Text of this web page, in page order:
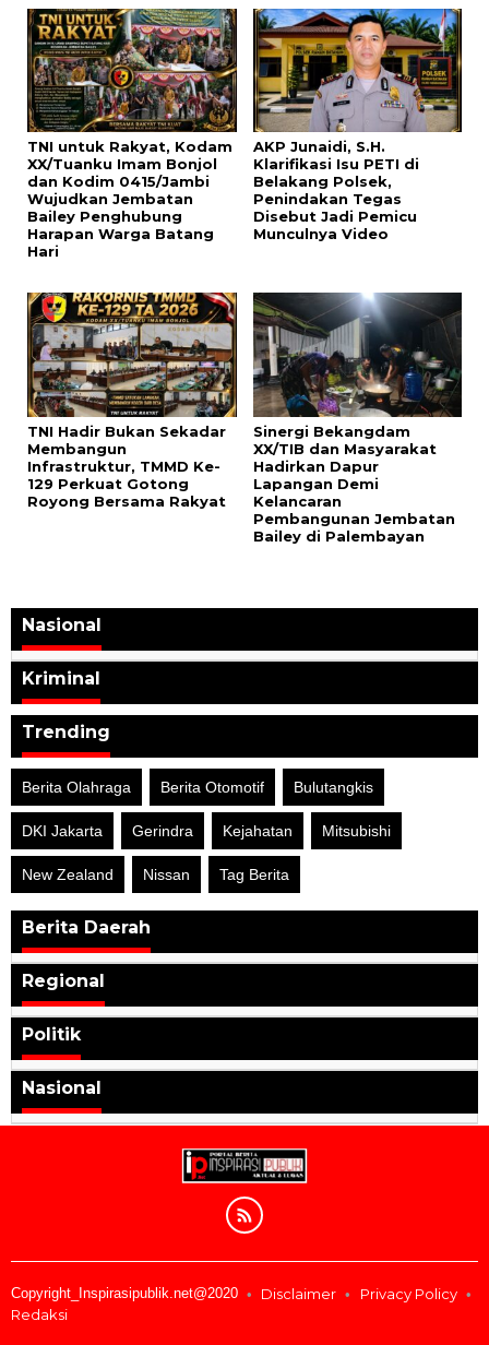
TNI untuk Rakyat, Kodam
XX/Tuanku Imam Bonjol
dan Kodim 0415/Jambi
Wujudkan Jembatan
Bailey Penghubung
Harapan Warga Batang
Hari
AKP Junaidi, S.H.
Klarifikasi Isu PETI di
Belakang Polsek,
Penindakan Tegas
Disebut Jadi Pemicu
Munculnya Video
TNI Hadir Bukan Sekadar
Membangun
Infrastruktur, TMMD Ke-
129 Perkuat Gotong
Royong Bersama Rakyat
Sinergi Bekangdam
XX/TIB dan Masyarakat
Hadirkan Dapur
Lapangan Demi
Kelancaran
Pembangunan Jembatan
Bailey di Palembayan
Nasional
Kriminal
Trending
Berita Olahraga Berita Otomotif Bulutangkis
DKI Jakarta Gerindra Kejahatan Mitsubishi
New Zealand Nissan Tag Berita
Berita Daerah
Regional
Politik
Nasional
Copyright_Inspirasipublik.net@2020 Disclaimer
Privacy Policy
Redaksi